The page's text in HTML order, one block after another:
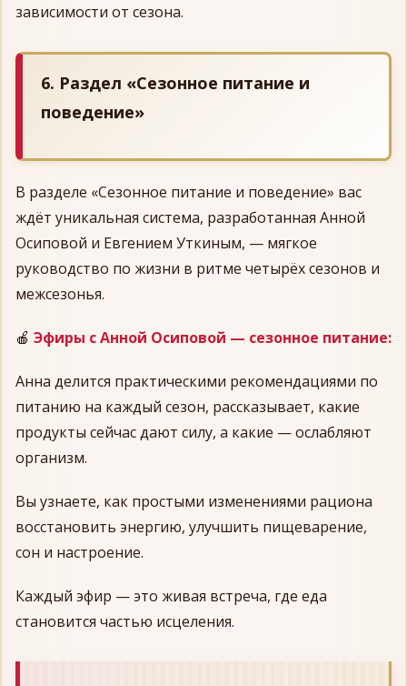
зависимости от сезона.
6. Раздел «Сезонное питание и
поведение»
В разделе «Сезонное питание и поведение» вас
ждёт уникальная система, разработанная Анной
Осиповой и Евгением Уткиным, — мягкое
руководство по жизни в ритме четырёх сезонов и
межсезонья.
🍎 Эфиры с Анной Осиповой — сезонное питание:
Анна делится практическими рекомендациями по
питанию на каждый сезон, рассказывает, какие
продукты сейчас дают силу, а какие — ослабляют
организм.
Вы узнаете, как простыми изменениями рациона
восстановить энергию, улучшить пищеварение,
сон и настроение.
Каждый эфир — это живая встреча, где еда
становится частью исцеления.